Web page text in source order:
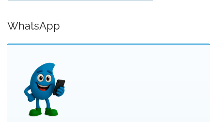
WhatsApp